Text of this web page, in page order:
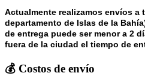
Actualmente realizamos envíos a
departamento de Islas de la
de entrega puede ser menor a 2
fuera de la ciudad el tiempo de
💰 Costos de envío